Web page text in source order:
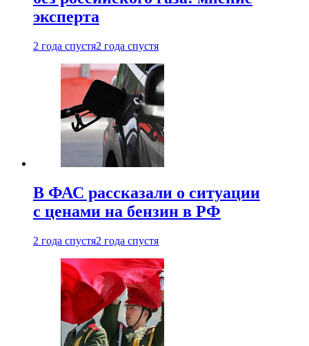
эксперта
2 года спустя2 года спустя
В ФАС рассказали о ситуации
с ценами на бензин в РФ
2 года спустя2 года спустя